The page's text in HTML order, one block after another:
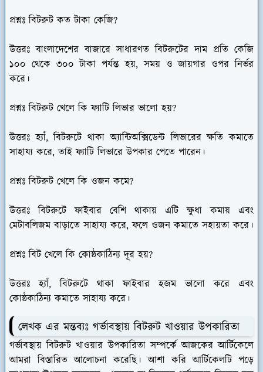
প্রশ্নঃ বিটরুট কত টাকা কেজি?
উত্তরঃবাংলাদেশের বাজারে সাধারণত বিটরুটের দাম প্রতি কেজি
১০০ থেকে ৩০০ টাকা পর্যন্ত হয়, সময় ও জায়গার ওপর নির্ভর
করে।
প্রশ্নঃ বিটরুট খেলে কি ফ্যাটি লিভার ভালো হয়?
উত্তরঃ হ্যাঁ, বিটরুটে থাকা অ্যান্টিঅক্সিডেন্ট লিভারের ক্ষতি কমাতে
সাহায্য করে, তাই ফ্যাটি লিভারে উপকার পেতে পারেন।
প্রশ্নঃ বিটরুট খেলে কি ওজন কমে?
উত্তরঃ বিটরুটে ফাইবার বেশি থাকায় এটি ক্ষুধা কমায় এবং
মেটাবলিজম বাড়াতে সাহায্য করে, ফলে ওজন কমাতে সহায়তা করে।
প্রশ্নঃ বিট খেলে কি কোষ্ঠকাঠিন্য দূর হয়?
উত্তরঃ হ্যাঁ, বিটরুটে থাকা ফাইবার হজম ভালো করে এবং
কোষ্ঠকাঠিন্য কমাতে সাহায্য করে।
লেখক এর মন্তব্যঃ গর্ভাবস্থায় বিটরুট খাওয়ার উপকারিতা
গর্ভাবস্থায় বিটরুট খাওয়ার উপকারিতা সম্পর্কে আজকের আর্টিকেলে
আমরা বিস্তারিত আলোচনা করেছি। আশা করি আর্টিকেলটি পড়ে